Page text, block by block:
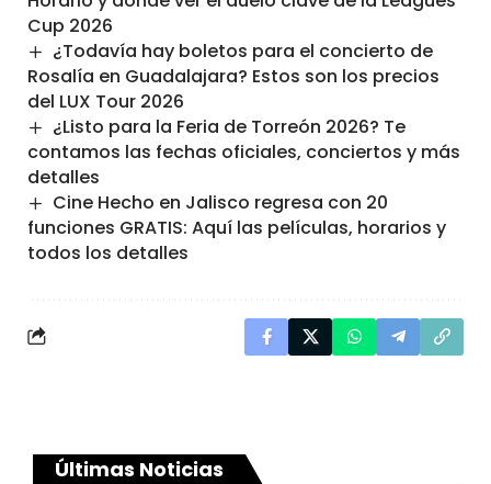
Cup 2026
¿Todavía hay boletos para el concierto de
Rosalía en Guadalajara? Estos son los precios
del LUX Tour 2026
¿Listo para la Feria de Torreón 2026? Te
contamos las fechas oficiales, conciertos y más
detalles
Cine Hecho en Jalisco regresa con 20
funciones GRATIS: Aquí las películas, horarios y
todos los detalles
Últimas Noticias